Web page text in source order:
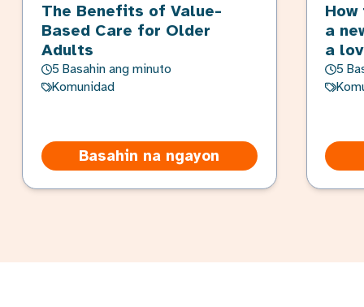
The Benefits of Value-
Based Care for Older
Adults
5 Basahin ang minuto
Komunidad
Basahin na ngayon
a
a
5